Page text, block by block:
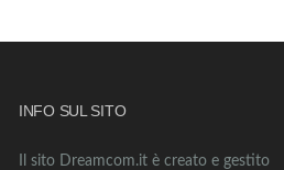
INFO SUL SITO
Il sito Dreamcom.it è creato e gestito